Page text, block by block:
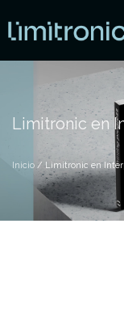
Limitronic en
Inicio / Limitronic en